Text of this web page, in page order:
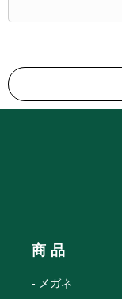
商 品
メガネ